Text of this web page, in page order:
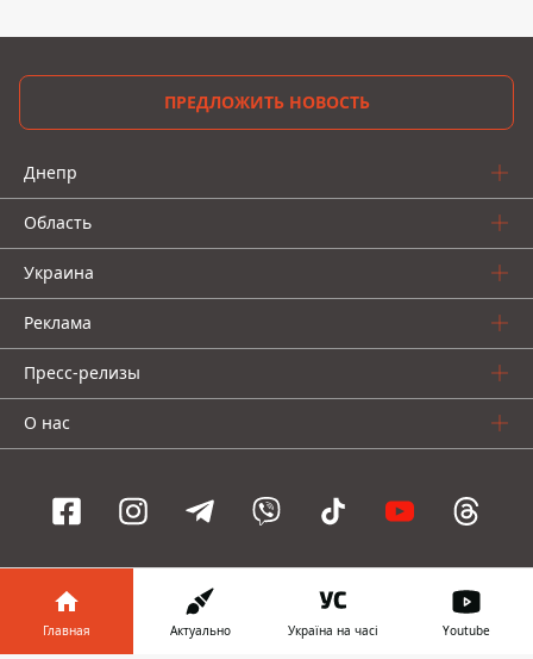
ПРЕДЛОЖИТЬ НОВОСТЬ
Днепр
Область
Украина
Реклама
Пресс-релизы
О нас
Информатор проекты
Информатор
Информатор
Информатор
Главная Актуально Україна на часі Youtube